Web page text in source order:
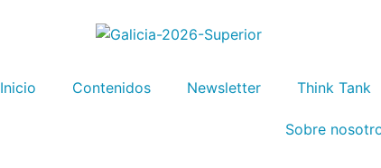
Inicio Contenidos Newsletter Think Tank
Sobre